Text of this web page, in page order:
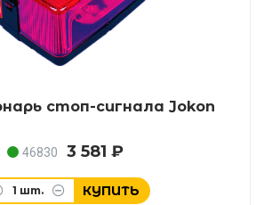
стоп-сигнала Jokon
46830 3 581 ₽
1 шт. КУПИТЬ